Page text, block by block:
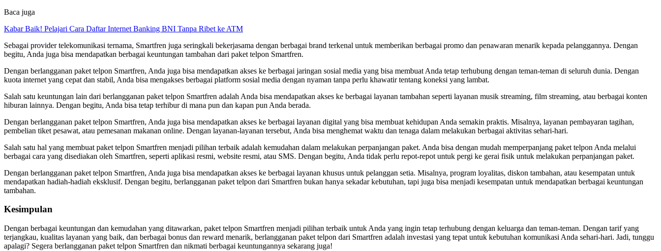
Baca juga
Kabar Baik! Pelajari Cara Daftar Internet Banking BNI Tanpa Ribet ke ATM
Sebagai provider telekomunikasi ternama, Smartfren juga seringkali bekerjasama dengan berbagai brand terkenal untuk memberikan berbagai promo dan penawaran menarik kepada pelanggannya. Dengan
begitu, Anda juga bisa mendapatkan berbagai keuntungan tambahan dari paket telpon Smartfren.
Dengan berlangganan paket telpon Smartfren, Anda juga bisa mendapatkan akses ke berbagai jaringan sosial media yang bisa membuat Anda tetap terhubung dengan teman-teman di seluruh dunia. Dengan
kuota internet yang cepat dan stabil, Anda bisa mengakses berbagai platform sosial media dengan nyaman tanpa perlu khawatir tentang koneksi yang lambat.
Salah satu keuntungan lain dari berlangganan paket telpon Smartfren adalah Anda bisa mendapatkan akses ke berbagai layanan tambahan seperti layanan musik streaming, film streaming, atau berbagai konten
hiburan lainnya. Dengan begitu, Anda bisa tetap terhibur di mana pun dan kapan pun Anda berada.
Dengan berlangganan paket telpon Smartfren, Anda juga bisa mendapatkan akses ke berbagai layanan digital yang bisa membuat kehidupan Anda semakin praktis. Misalnya, layanan pembayaran tagihan,
pembelian tiket pesawat, atau pemesanan makanan online. Dengan layanan-layanan tersebut, Anda bisa menghemat waktu dan tenaga dalam melakukan berbagai aktivitas sehari-hari.
Salah satu hal yang membuat paket telpon Smartfren menjadi pilihan terbaik adalah kemudahan dalam melakukan perpanjangan paket. Anda bisa dengan mudah memperpanjang paket telpon Anda melalui
berbagai cara yang disediakan oleh Smartfren, seperti aplikasi resmi, website resmi, atau SMS. Dengan begitu, Anda tidak perlu repot-repot untuk pergi ke gerai fisik untuk melakukan perpanjangan paket.
Dengan berlangganan paket telpon Smartfren, Anda juga bisa mendapatkan akses ke berbagai layanan khusus untuk pelanggan setia. Misalnya, program loyalitas, diskon tambahan, atau kesempatan untuk
mendapatkan hadiah-hadiah eksklusif. Dengan begitu, berlangganan paket telpon dari Smartfren bukan hanya sekadar kebutuhan, tapi juga bisa menjadi kesempatan untuk mendapatkan berbagai keuntungan
tambahan.
Kesimpulan
Dengan berbagai keuntungan dan kemudahan yang ditawarkan, paket telpon Smartfren menjadi pilihan terbaik untuk Anda yang ingin tetap terhubung dengan keluarga dan teman-teman. Dengan tarif yang
terjangkau, kualitas layanan yang baik, dan berbagai bonus dan reward menarik, berlangganan paket telpon dari Smartfren adalah investasi yang tepat untuk kebutuhan komunikasi Anda sehari-hari. Jadi, tunggu
apalagi? Segera berlangganan paket telpon Smartfren dan nikmati berbagai keuntungannya sekarang juga!